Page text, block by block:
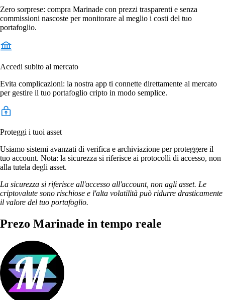
Zero sorprese: compra Marinade con prezzi trasparenti e senza
commissioni nascoste per monitorare al meglio i costi del tuo
portafoglio.
Accedi subito al mercato
Evita complicazioni: la nostra app ti connette direttamente al mercato
per gestire il tuo portafoglio cripto in modo semplice.
Proteggi i tuoi asset
Usiamo sistemi avanzati di verifica e archiviazione per proteggere il
tuo account. Nota: la sicurezza si riferisce ai protocolli di accesso, non
alla tutela degli asset.
La sicurezza si riferisce all'accesso all'account, non agli asset. Le
criptovalute sono rischiose e l'alta volatilità può ridurre drasticamente
il valore del tuo portafoglio.
Prezo Marinade in tempo reale